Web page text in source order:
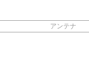
アンテナ